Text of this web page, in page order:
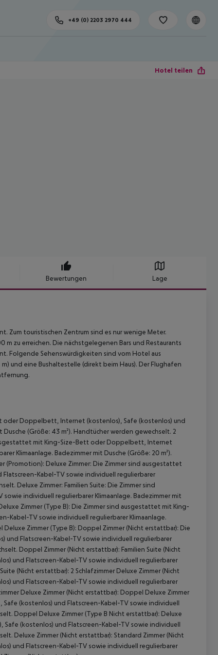
+49 (0) 2203 2970 444
Hotel teilen
Bewertungen Lage
Zum touristischen Zentrum sind es nur wenige Meter.
zu erreichen. Die nächstgelegenen Bars und Restaurants
Folgende Sehenswürdigkeiten sind vom Hotel aus
und eine Bushaltestelle (direkt beim Haus). Der Flughafen
oder Doppelbett, Internet (kostenlos), Safe (kostenlos) und
(Größe: 43 m²). Handtücher werden gewechselt. 2
mit King-Size-Bett oder Doppelbett, Internet
Klimaanlage. Badezimmer mit Dusche (Größe: 20 m²).
(Promotion): Deluxe Zimmer: Die Zimmer sind ausgestattet
Kabel-TV sowie individuell regulierbarer
Deluxe Zimmer: Familien Suite: Die Zimmer sind
individuell regulierbarer Klimaanlage. Badezimmer mit
Zimmer (Type B): Die Zimmer sind ausgestattet mit King-
TV sowie individuell regulierbarer Klimaanlage.
Zimmer (Type B): Doppel Zimmer (Nicht erstattbar): Die
Flatscreen-Kabel-TV sowie individuell regulierbarer
Doppel Zimmer (Nicht erstattbar): Familien Suite (Nicht
und Flatscreen-Kabel-TV sowie individuell regulierbarer
(Nicht erstattbar): 2 Schlafzimmer Deluxe Zimmer (Nicht
und Flatscreen-Kabel-TV sowie individuell regulierbarer
Deluxe Zimmer (Nicht erstattbar): Doppel Deluxe Zimmer
(kostenlos) und Flatscreen-Kabel-TV sowie individuell
Doppel Deluxe Zimmer (Type B Nicht erstattbar): Deluxe
(kostenlos) und Flatscreen-Kabel-TV sowie individuell
Deluxe Zimmer (Nicht erstattbar): Standard Zimmer (Nicht
und Flatscreen-Kabel-TV sowie individuell regulierbarer